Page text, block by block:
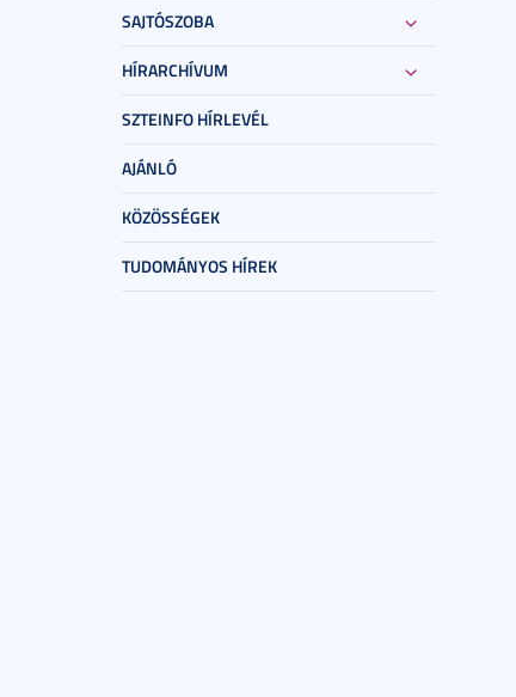
SAJTÓSZOBA
HÍRARCHÍVUM
SZTEINFO HÍRLEVÉL
AJÁNLÓ
KÖZÖSSÉGEK
TUDOMÁNYOS HÍREK